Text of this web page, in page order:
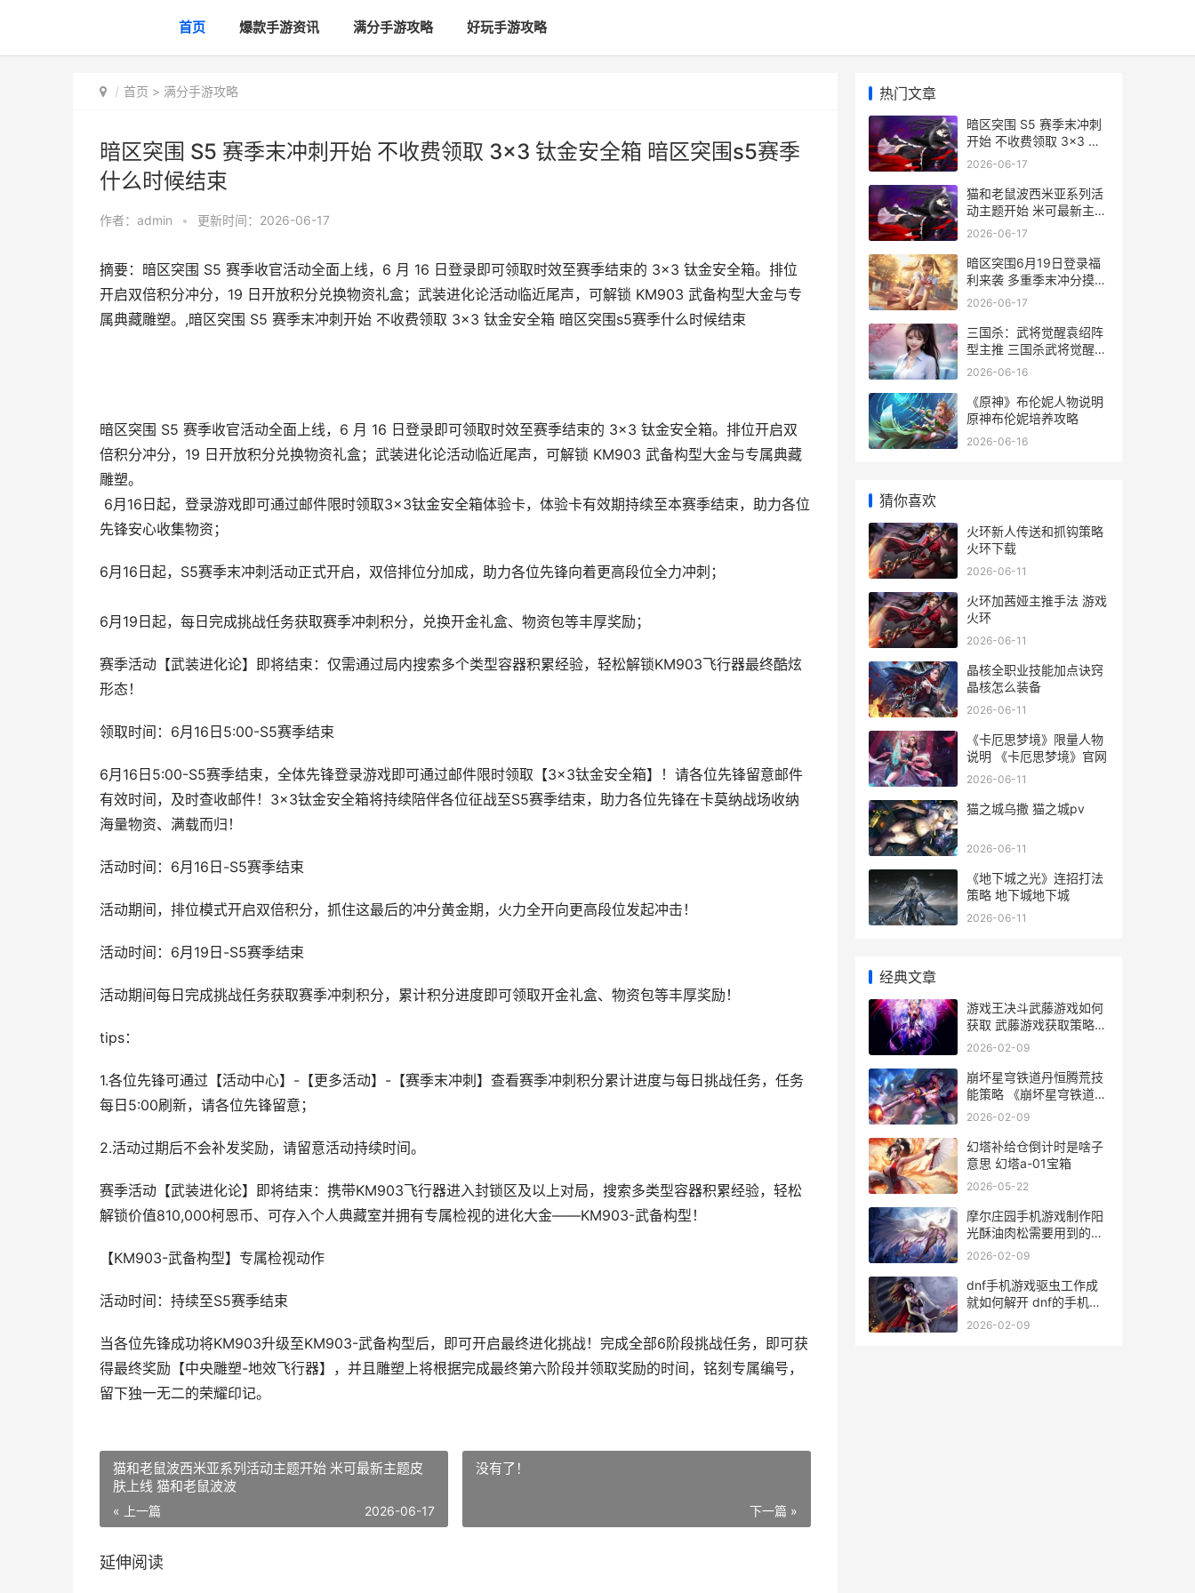
首页 爆款手游资讯 满分手游攻略 好玩手游攻略
首页 > 满分手游攻略
暗区突围 S5 赛季末冲刺开始 不收费领取 3×3 钛金安全箱 暗区突围s5赛季
什么时候结束
作者： admin • 更新时间：2026-06-17
摘要：暗区突围 S5 赛季收官活动全面上线，6 月 16 日登录即可领取时效至赛季结束的 3×3 钛金安全箱。排位
开启双倍积分冲分，19 日开放积分兑换物资礼盒；武装进化论活动临近尾声，可解锁 KM903 武备构型大金与专
属典藏雕塑。,暗区突围 S5 赛季末冲刺开始 不收费领取 3×3 钛金安全箱 暗区突围s5赛季什么时候结束
暗区突围 S5 赛季收官活动全面上线，6 月 16 日登录即可领取时效至赛季结束的 3×3 钛金安全箱。排位开启双
倍积分冲分，19 日开放积分兑换物资礼盒；武装进化论活动临近尾声，可解锁 KM903 武备构型大金与专属典藏
雕塑。
6月16日起，登录游戏即可通过邮件限时领取3×3钛金安全箱体验卡，体验卡有效期持续至本赛季结束，助力各位
先锋安心收集物资；
6月16日起，S5赛季末冲刺活动正式开启，双倍排位分加成，助力各位先锋向着更高段位全力冲刺；
6月19日起，每日完成挑战任务获取赛季冲刺积分，兑换开金礼盒、物资包等丰厚奖励；
赛季活动【武装进化论】即将结束：仅需通过局内搜索多个类型容器积累经验，轻松解锁KM903飞行器最终酷炫
形态！
领取时间：6月16日5:00-S5赛季结束
6月16日5:00-S5赛季结束，全体先锋登录游戏即可通过邮件限时领取【3×3钛金安全箱】！请各位先锋留意邮件
有效时间，及时查收邮件！3×3钛金安全箱将持续陪伴各位征战至S5赛季结束，助力各位先锋在卡莫纳战场收纳
海量物资、满载而归！
活动时间：6月16日-S5赛季结束
活动期间，排位模式开启双倍积分，抓住这最后的冲分黄金期，火力全开向更高段位发起冲击！
活动时间：6月19日-S5赛季结束
活动期间每日完成挑战任务获取赛季冲刺积分，累计积分进度即可领取开金礼盒、物资包等丰厚奖励！
tips：
1.各位先锋可通过【活动中心】-【更多活动】-【赛季末冲刺】查看赛季冲刺积分累计进度与每日挑战任务，任务
每日5:00刷新，请各位先锋留意；
2.活动过期后不会补发奖励，请留意活动持续时间。
赛季活动【武装进化论】即将结束：携带KM903飞行器进入封锁区及以上对局，搜索多类型容器积累经验，轻松
解锁价值810,000柯恩币、可存入个人典藏室并拥有专属检视的进化大金——KM903-武备构型！
【KM903-武备构型】专属检视动作
活动时间：持续至S5赛季结束
当各位先锋成功将KM903升级至KM903-武备构型后，即可开启最终进化挑战！完成全部6阶段挑战任务，即可获
得最终奖励【中央雕塑-地效飞行器】，并且雕塑上将根据完成最终第六阶段并领取奖励的时间，铭刻专属编号，
留下独一无二的荣耀印记。
猫和老鼠波西米亚系列活动主题开始 米可最新主题皮
肤上线 猫和老鼠波波
« 上一篇 2026-06-17
没有了！
下一篇 »
延伸阅读
热门文章
暗区突围 S5 赛季末冲刺
开始 不收费领取 3×3 钛
金安全箱 暗区突围s5赛季
2026-06-17
猫和老鼠波西米亚系列活
动主题开始 米可最新主题
皮肤上线 猫和老鼠波波
2026-06-17
暗区突围6月19日登录福
利来袭 多重季末冲分摸金
活动主题上线 暗区突围正
2026-06-17
三国杀：武将觉醒袁绍阵
型主推 三国杀武将觉醒袁
绍
2026-06-16
《原神》布伦妮人物说明
原神布伦妮培养攻略
2026-06-16
猜你喜欢
火环新人传送和抓钩策略
火环下载
2026-06-11
火环加茜娅主推手法 游戏
火环
2026-06-11
晶核全职业技能加点诀窍
晶核怎么装备
2026-06-11
《卡厄思梦境》限量人物
说明 《卡厄思梦境》官网
2026-06-11
猫之城乌撒 猫之城pv
2026-06-11
《地下城之光》连招打法
策略 地下城地下城
2026-06-11
经典文章
游戏王决斗武藤游戏如何
获取 武藤游戏获取策略
武藤游戏决斗王卡组
2026-02-09
崩坏星穹铁道丹恒腾荒技
能策略 《崩坏星穹铁道》
官网
2026-02-09
幻塔补给仓倒计时是啥子
意思 幻塔a-01宝箱
2026-05-22
摩尔庄园手机游戏制作阳
光酥油肉松需要用到的材
料有哪些 摩尔庄园手机游
2026-02-09
dnf手机游戏驱虫工作成
就如何解开 dnf的手机游
戏
2026-02-09